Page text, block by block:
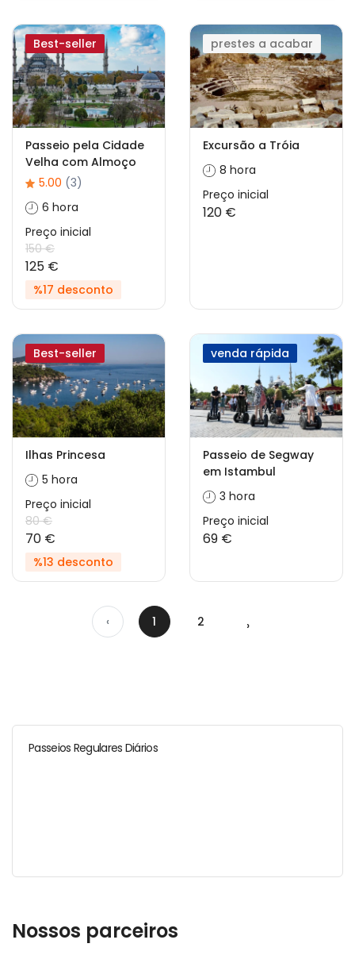
Best-seller
Passeio pela Cidade
Velha com Almoço
5.00 (3)
6 hora
Preço inicial
150 €
125 €
%17 desconto
prestes a acabar
Excursão a Tróia
8 hora
Preço inicial
120 €
Best-seller
Ilhas Princesa
5 hora
Preço inicial
80 €
70 €
%13 desconto
venda rápida
Passeio de Segway
em Istambul
3 hora
Preço inicial
69 €
‹ 1 2 ›
Passeios Regulares Diários
Nossos parceiros